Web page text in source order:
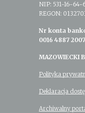
NIP: 531-16-64-
REGON:
Nr konta
0016 4887
MAZOWIECKI
Polityka
Deklaracja
Archiwalny